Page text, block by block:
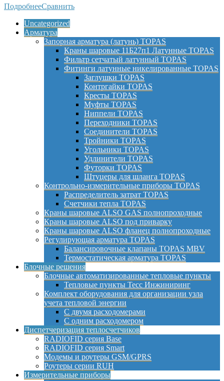
ПодробнееСравнить
Uncategorized
Арматура
Запорная арматура (латунь) TOPAS
Краны шаровые 11Б27п1 Латунные TOPAS
Фильтр сетчатый латунный TOPAS
Фитинги латунные никелированные TOPAS
Заглушки TOPAS
Контргайки TOPAS
Кресты TOPAS
Муфты TOPAS
Ниппели TOPAS
Переходники TOPAS
Соединители TOPAS
Тройники TOPAS
Угольники TOPAS
Удлинители TOPAS
Футорки TOPAS
Штуцеры для шланга TOPAS
Контрольно-измерительные приборы TOPAS
Распределитель затрат TOPAS
Счетчики тепла TOPAS
Краны шаровые ALSO GAS полнопроходные
Краны шаровые ALSO под приварку
Краны шаровые ALSO фланец полнопроходные
Регулирующая арматура TOPAS
Балансировочные клапаны TOPAS MBV
Термостатическая арматура TOPAS
Блочные решения
Блочные автоматизированные тепловые пункты
Тепловые пункты Тесс Инжиниринг
Комплект оборудования для организации узла
учета тепловой энергии
С двумя расходомерами
С одним расходомером
Диспетчеризация теплосчетчиков
RADIOFID серия Base
RADIOFID серия Smart
Модемы и роутеры GSM/GPRS
Роутеры серии RUH
Измерительные приборы